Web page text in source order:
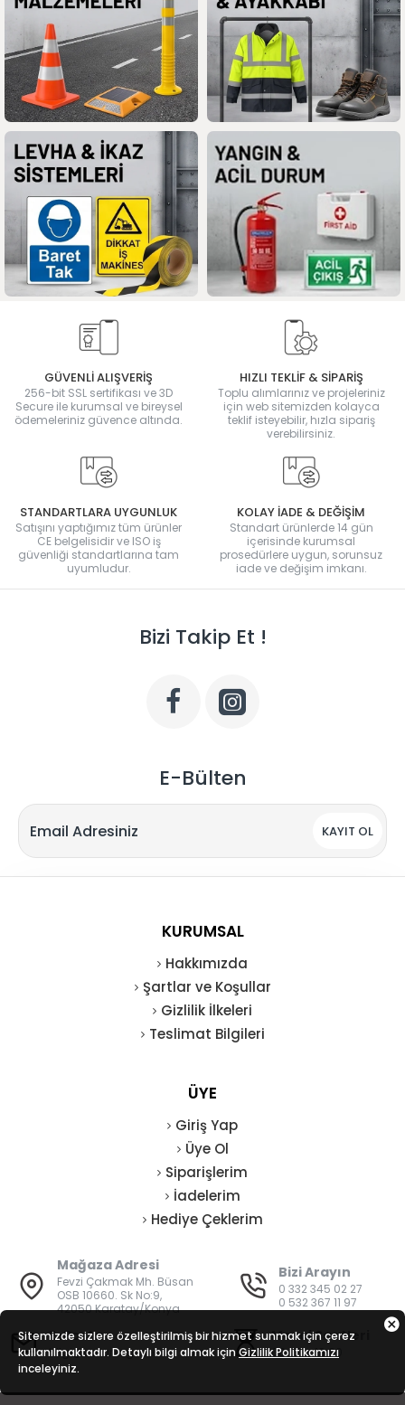
GÜVENLİ ALIŞVERİŞ
256-bit SSL sertifikası ve 3D
Secure ile kurumsal ve bireysel
ödemeleriniz güvence altında.
HIZLI TEKLİF & SİPARİŞ
Toplu alımlarınız ve projeleriniz
için web sitemizden kolayca
teklif isteyebilir, hızla sipariş
verebilirsiniz.
STANDARTLARA UYGUNLUK
Satışını yaptığımız tüm ürünler
CE belgelisidir ve ISO iş
güvenliği standartlarına tam
uyumludur.
KOLAY İADE & DEĞİŞİM
Standart ürünlerde 14 gün
içerisinde kurumsal
prosedürlere uygun, sorunsuz
iade ve değişim imkanı.
Bizi Takip Et !
E-Bülten
KAYIT OL
KURUMSAL
Hakkımızda
Şartlar ve Koşullar
Gizlilik İlkeleri
Teslimat Bilgileri
ÜYE
Giriş Yap
Üye Ol
Siparişlerim
İadelerim
Hediye Çeklerim
Mağaza Adresi
Fevzi Çakmak Mh. Büsan
OSB 10660. Sk No:9,
42050 Karatay/Konya
Bizi Arayın
0 332 345 02 27
0 532 367 11 97
E-Posta
bilgi@vatanisguvenligi.com
Mesai Saatleri
08:00 - 19:00
Sitemizde sizlere özelleştirilmiş bir hizmet sunmak için çerez
kullanılmaktadır. Detaylı bilgi almak için Gizlilik Politikamızı
inceleyiniz.